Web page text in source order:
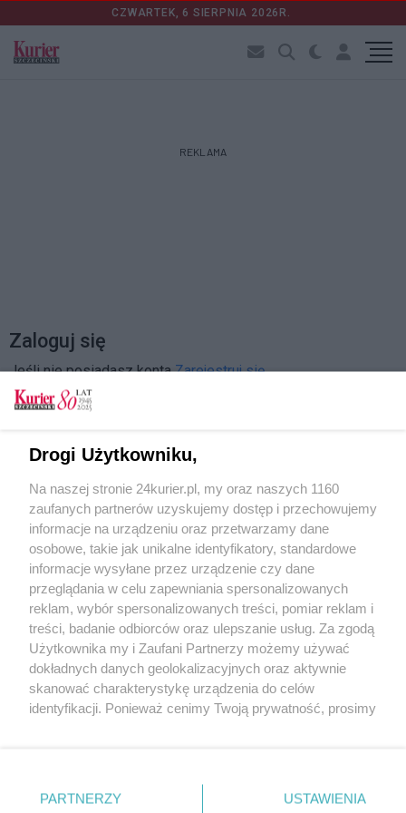
CZWARTEK, 6 SIERPNIA 2026R.
REKLAMA
Zaloguj się
Jeśli nie posiadasz kontaZarejestruj się
Zapamiętać?
Zaloguj
Zapomniałem hasła
Copyright © 2022 Kurier Szczeciński sp. z o.o.
Drogi Użytkowniku,
Na naszej stronie 24kurier.pl, my oraz naszych 1160
zaufanych partnerów uzyskujemy dostęp i przechowujemy
informacje na urządzeniu oraz przetwarzamy dane
osobowe, takie jak unikalne identyfikatory, standardowe
informacje wysyłane przez urządzenie czy dane
przeglądania w celu zapewniania spersonalizowanych
reklam, wybór spersonalizowanych treści, pomiar reklam i
treści, badanie odbiorców oraz ulepszanie usług. Za zgodą
Użytkownika my i Zaufani Partnerzy możemy używać
dokładnych danych geolokalizacyjnych oraz aktywnie
skanować charakterystykę urządzenia do celów
identyfikacji. Ponieważ cenimy Twoją prywatność, prosimy
prywatności znajdujący się w lewym dolnym rogu strony
. Niektóre rodzaje przetwarzania danych nie wymagają
PARTNERZY USTAWIENIA